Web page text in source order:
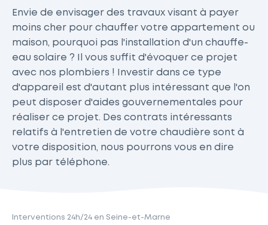
Envie de envisager des travaux visant à payer
moins cher pour chauffer votre appartement ou
maison, pourquoi pas l'installation d'un chauffe-
eau solaire ? Il vous suffit d'évoquer ce projet
avec nos plombiers ! Investir dans ce type
d'appareil est d'autant plus intéressant que l'on
peut disposer d'aides gouvernementales pour
réaliser ce projet. Des contrats intéressants
relatifs à l'entretien de votre chaudière sont à
votre disposition, nous pourrons vous en dire
plus par téléphone.
Interventions 24h/24 en Seine-et-Marne